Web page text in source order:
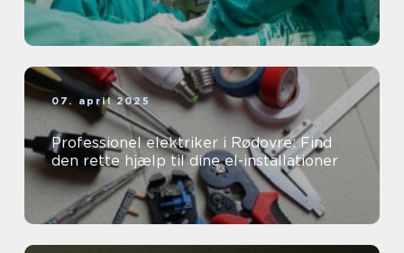
07. april 2025
Professionel elektriker i Rødovre: Find
den rette hjælp til dine el-installationer